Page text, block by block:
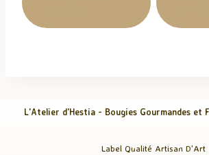
L'Atelier d'Hestia - Bougies Gourmandes et
Label Qualité Artisan D'Art